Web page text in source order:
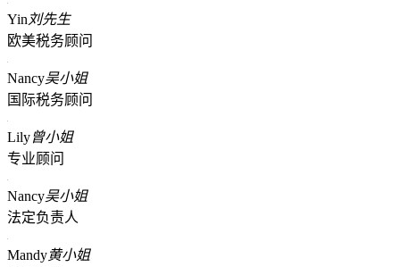
Yin 刘先生
欧美税务顾问
Nancy吴小姐
国际税务顾问
Lily曾小姐
专业顾问
Nancy吴小姐
法定负责人
Mandy黄小姐